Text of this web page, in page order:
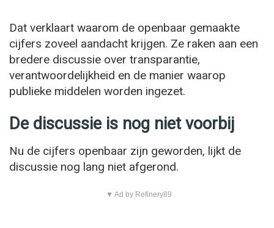
Dat verklaart waarom de openbaar gemaakte
cijfers zoveel aandacht krijgen. Ze raken aan een
bredere discussie over transparantie,
verantwoordelijkheid en de manier waarop
publieke middelen worden ingezet.
De discussie is nog niet voorbij
Nu de cijfers openbaar zijn geworden, lijkt de
discussie nog lang niet afgerond.
▼ Ad by Refinery89